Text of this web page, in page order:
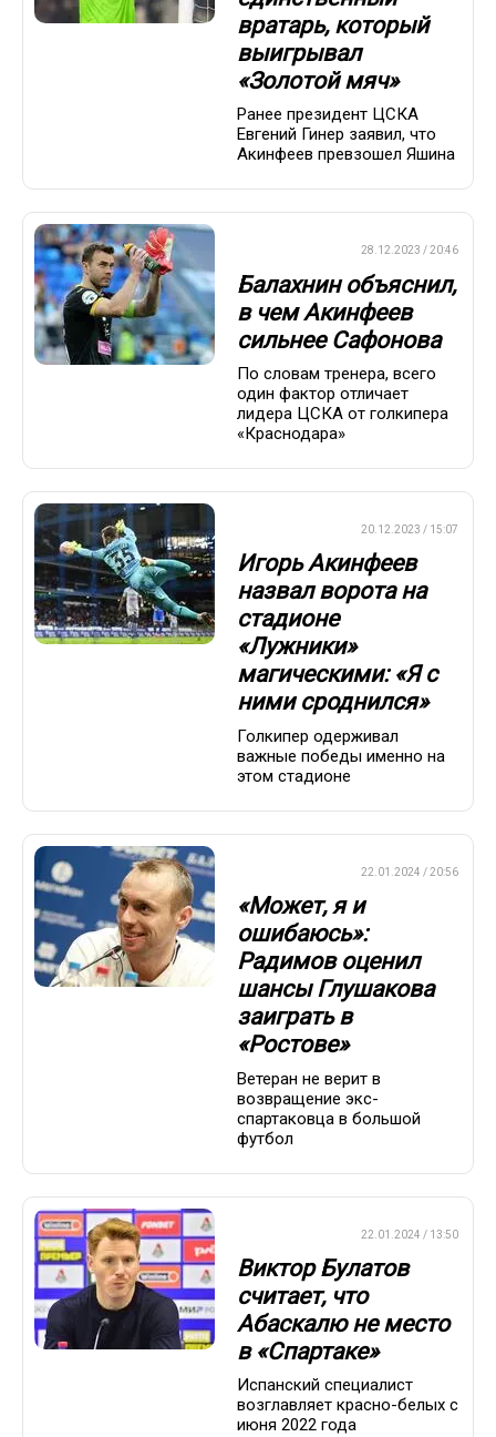
вратарь, который
выигрывал
«Золотой мяч»
Ранее президент ЦСКА
Евгений Гинер заявил, что
Акинфеев превзошел Яшина
28.12.2023 / 20:46
Балахнин объяснил,
в чем Акинфеев
сильнее Сафонова
По словам тренера, всего
один фактор отличает
лидера ЦСКА от голкипера
«Краснодара»
20.12.2023 / 15:07
Игорь Акинфеев
назвал ворота на
стадионе
«Лужники»
магическими: «Я с
ними сроднился»
Голкипер одерживал
важные победы именно на
этом стадионе
22.01.2024 / 20:56
«Может, я и
ошибаюсь»:
Радимов оценил
шансы Глушакова
заиграть в
«Ростове»
Ветеран не верит в
возвращение экс-
спартаковца в большой
футбол
22.01.2024 / 13:50
Виктор Булатов
считает, что
Абаскалю не место
в «Спартаке»
Испанский специалист
возглавляет красно-белых с
июня 2022 года